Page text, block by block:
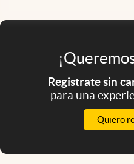
Registrate sin
para una
Quiero